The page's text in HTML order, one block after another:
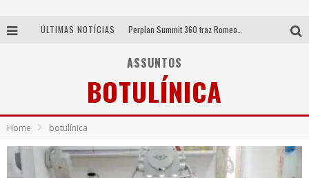
ÚLTIMAS NOTÍCIAS
Agosto Dourado: apoio, informação e acolhimento fortalecem o sucesso da amamentação
ASSUNTOS
BOTULÍNICA
Home botulínica